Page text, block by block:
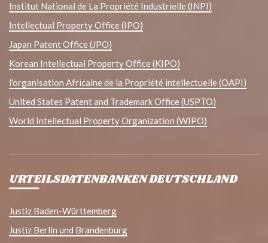
Institut National de La Propriété Industrielle (INPI)
Intellectual Property Office (IPO)
Japan Patent Office (JPO)
Korean Intellectual Property Office (KIPO)
l'organisation Africaine de la Propriété intellectuelle (OAPI)
United States Patent and Trademark Office (USPTO)
World Intellectual Property Organization (WIPO)
URTEILSDATENBANKEN DEUTSCHLAND
Justiz Baden-Württemberg
Justiz Berlin und Brandenburg